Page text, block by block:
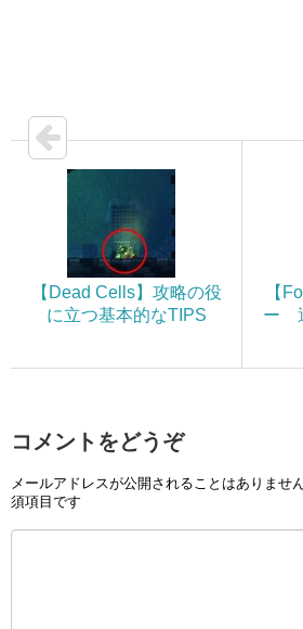
【Dead Cells】攻略の役
に立つ基本的なTIPS
【
ー
コメントをどうぞ
メールアドレスが公開されることはありません
須項目です